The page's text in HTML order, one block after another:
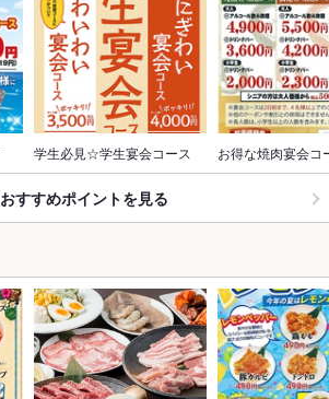
学生必見☆学生宴会コース お得な焼肉宴会コ
おすすめポイントを見る